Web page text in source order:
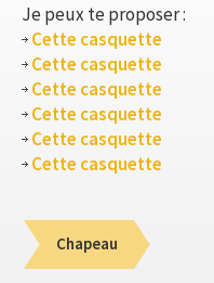
Je peux te proposer :
Cette casquette
Cette casquette
Cette casquette
Cette casquette
Cette casquette
Cette casquette
Chapeau